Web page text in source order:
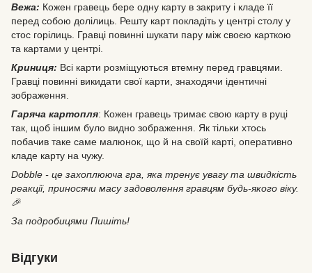
Вежа: Кожен гравець бере одну карту в закриту і кладе її
перед собою долілиць. Решту карт покладіть у центрі столу у
стос горілиць. Гравці повинні шукати пару між своєю карткою
та картами у центрі.
Криниця: Всі карти розміщуються втемну перед гравцями.
Гравці повинні викидати свої карти, знаходячи ідентичні
зображення.
Гаряча картопля: Кожен гравець тримає свою карту в руці
так, щоб іншим було видно зображення. Як тільки хтось
побачив таке саме малюнок, що й на своїй карті, оперативно
кладе карту на чужу.
Dobble - це захоплююча гра, яка тренує увагу та швидкість
реакції, приносячи масу задоволення гравцям будь-якого віку.
🎉
За подробицями Пишіть!
Відгуки